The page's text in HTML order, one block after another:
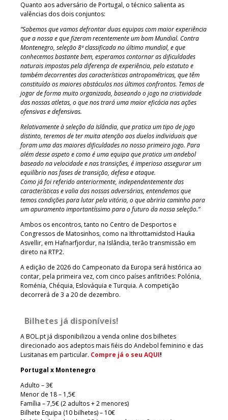
Quanto aos adversário de Portugal, o técnico salienta as
valências dos dois conjuntos:
“Sabemos que vamos defrontar duas equipas com maior experiência
que a nossa e que fizeram recentemente um bom Mundial. Contra
Montenegro, seleção 8ª classificada no último mundial, e que
conhecemos bastante bem, esperamos contornar as dificuldades
naturais impostas pela diferença de experiência, pelo estatuto e
também decorrentes das características antropométricas, que têm
constituído os maiores obstáculos nos últimos confrontos. Temos de
jogar de forma muito organizada, baseando o jogo na criatividade
das nossas atletas, o que nos trará uma maior eficácia nas ações
ofensivas e defensivas.
Relativamente à seleção da Islândia, que pratica um tipo de jogo
distinto, teremos de ter muita atenção aos duelos individuais que
foram uma das maiores dificuldades no nosso primeiro jogo. Para
além desse aspeto e como é uma equipa que pratica um andebol
baseado na velocidade e nas transições, é imperioso assegurar um
equilíbrio nas fases de transição, defesa e ataque.
Como já foi referido anteriormente, independentemente das
características e valia das nossas adversárias, entendemos que
temos condições para lutar pela vitória, o que abriria caminho para
um apuramento importantíssimo para o futuro da nossa seleção.”
Ambos os encontros, tanto no Centro de Desportos e
Congressos de Matosinhos, como na Ithrottamidstod Hauka
Asvellir, em Hafnarfjordur, na Islândia, terão transmissão em
direto na RTP2.
A edição de 2026 do Campeonato da Europa será histórica ao
contar, pela primeira vez, com cinco países anfitriões: Polónia,
Roménia, Chéquia, Eslováquia e Turquia. A competição
decorrerá de 3 a 20 de dezembro.
Bilhetes já disponíveis!
A BOL.pt já disponibilizou a venda online dos bilhetes
direcionado aos adeptos mais fiéis do Andebol feminino e das
Lusitanas em particular. Compre já o seu AQUI!
Portugal x Montenegro
Adulto – 3€
Menor de 18 – 1,5€
Família – 7,5€ (2 adultos + 2 menores)
Bilhete Equipa (10 bilhetes) – 10€